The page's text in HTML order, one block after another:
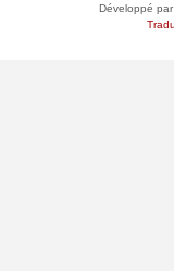
Développé par